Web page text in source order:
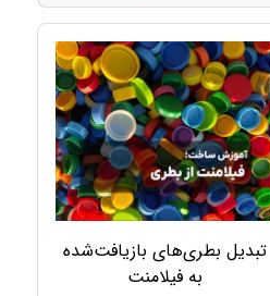
تبدیل بطری‌های بازیافت‌شده
به فیلامنت‌